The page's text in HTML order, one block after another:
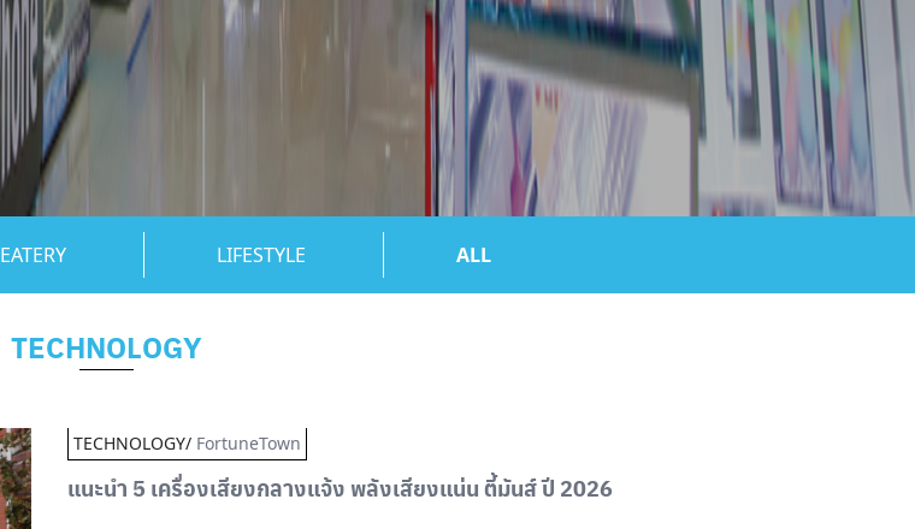
EATERY LIFESTYLE ALL
TECHNOLOGY
TECHNOLOGY/ FortuneTown
แนะนำ 5 เครื่องเสียงกลางแจ้ง พลังเสียงแน่น ตี้มันส์ ปี 2026